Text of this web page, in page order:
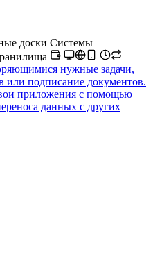
доски Системы
нужные задачи,
или подписание документов.
приложения с помощью
данных с других